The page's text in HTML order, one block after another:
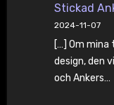
Stickad
2024-11-07
[…] Om mina
design, den
och Ankers…